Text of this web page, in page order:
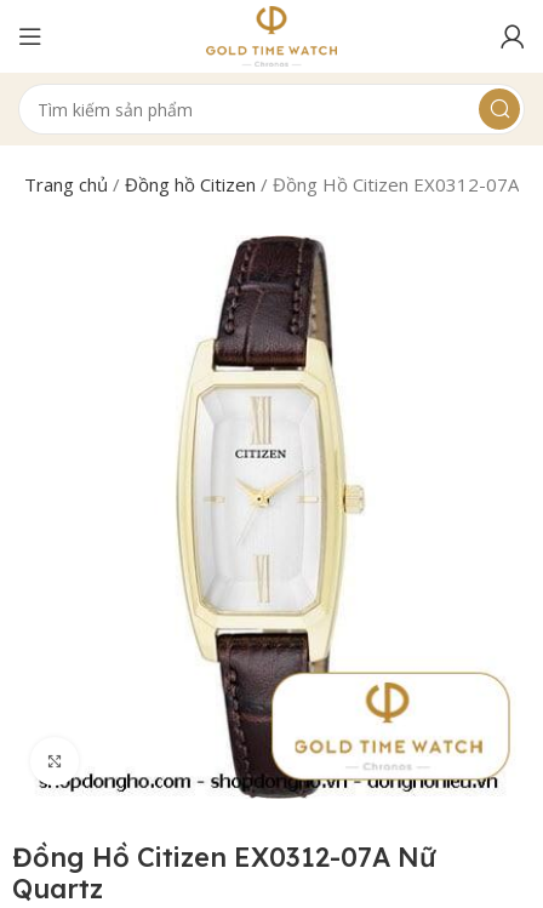
Trang chủ /Đồng hồ Citizen /Đồng Hồ Citizen EX0312-07A
Đồng Hồ Citizen EX0312-07A Nữ
Quartz